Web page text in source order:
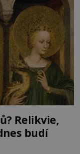
nebo
Relikvie,
budí